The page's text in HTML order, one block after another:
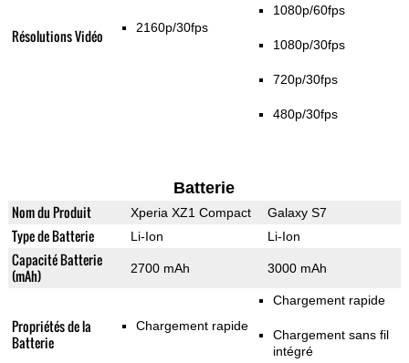
Résolutions Vidéo 2160p/30fps
1080p/60fps
1080p/30fps
720p/30fps
480p/30fps
Batterie
Nom du Produit Xperia XZ1 Compact Galaxy S7
Type de Batterie Li-Ion Li-Ion
Capacité Batterie
(mAh)
2700 mAh 3000 mAh
Propriétés de la
Batterie
Chargement rapide
Chargement rapide
Chargement sans fil
intégré